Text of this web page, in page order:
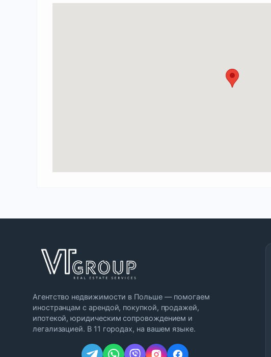
Агентство недвижимости в Польше — помогаем
иностранцам с арендой, покупкой, продажей,
ипотекой, юридическим сопровождением и
легализацией. В 11 городах, на вашем языке.